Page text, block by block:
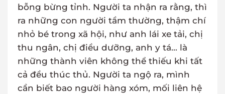
bỗng bừng tỉnh. Người ta nhận ra rằng, thì
ra những con người tầm thường, thậm chí
nhỏ bé trong xã hội, như anh lái xe tải, chị
thu ngân, chị điều dưỡng, anh y tá... là
những thành viên không thể thiếu khi tất
cả đều thúc thủ. Người ta ngộ ra, mình
cần biết bao người hàng xóm, mối liên hệ